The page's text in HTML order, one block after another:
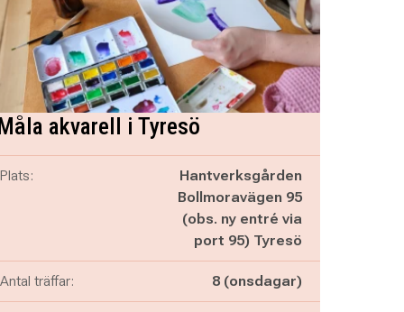
akvarell i Tyresö
Plats:
Hantverksgården
Bollmoravägen 95
(obs. ny entré via
port 95) Tyresö
Antal träffar: 8 (onsdagar)